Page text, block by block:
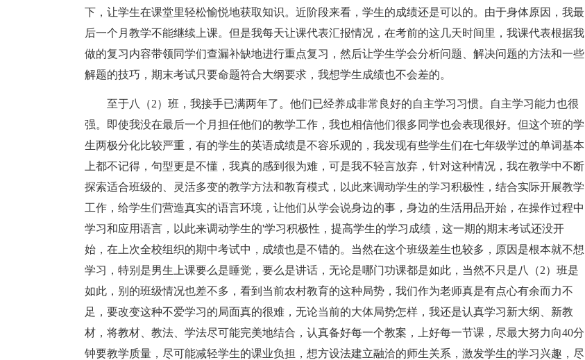
下，让学生在课堂里轻松愉悦地获取知识。近阶段来看，学生的成绩还是可以的。由于身体原因，我最
后一个月教学不能继续上课。但是我每天让课代表汇报情况，在考前的这几天时间里，我课代表根据我
做的复习内容带领同学们查漏补缺地进行重点复习，然后让学生学会分析问题、解决问题的方法和一些
解题的技巧，期末考试只要命题符合大纲要求，我想学生成绩也不会差的。
至于八（2）班，我接手已满两年了。他们已经养成非常良好的自主学习习惯。自主学习能力也很
强。即使我没在最后一个月担任他们的教学工作，我也相信他们很多同学也会表现很好。但这个班的学
生两极分化比较严重，有的学生的英语成绩是不容乐观的，我发现有些学生们在七年级学过的单词基本
上都不记得，句型更是不懂，我真的感到很为难，可是我不轻言放弃，针对这种情况，我在教学中不断
探索适合班级的、灵活多变的教学方法和教育模式，以此来调动学生的学习积极性，结合实际开展教学
工作，给学生们营造真实的语言环境，让他们从学会说身边的事，身边的生活用品开始，在操作过程中
学习和应用语言，以此来调动学生的'学习积极性，提高学生的学习成绩，这一期的期末考试还没开
始，在上次全校组织的期中考试中，成绩也是不错的。当然在这个班级差生也较多，原因是根本就不想
学习，特别是男生上课要么是睡觉，要么是讲话，无论是哪门功课都是如此，当然不只是八（2）班是
如此，别的班级情况也差不多，看到当前农村教育的这种局势，我们作为老师真是有点心有余而力不
足，要改变这种不爱学习的局面真的很难，无论当前的大体局势怎样，我还是认真学习新大纲、新教
材，将教材、教法、学法尽可能完美地结合，认真备好每一个教案，上好每一节课，尽最大努力向40分
钟要教学质量，尽可能减轻学生的课业负担，想方设法建立融洽的师生关系，激发学生的学习兴趣，尽